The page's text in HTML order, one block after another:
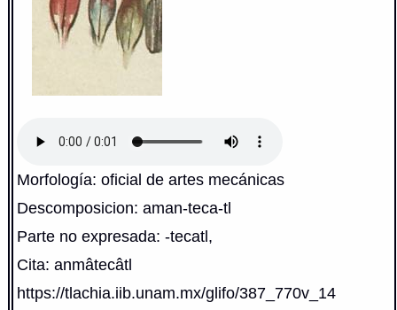
Morfología: oficial de artes mecánicas
Descomposicion: aman-teca-tl
Parte no expresada: -tecatl,
Cita: anmâtecâtl
https://tlachia.iib.unam.mx/glifo/387_770v_14